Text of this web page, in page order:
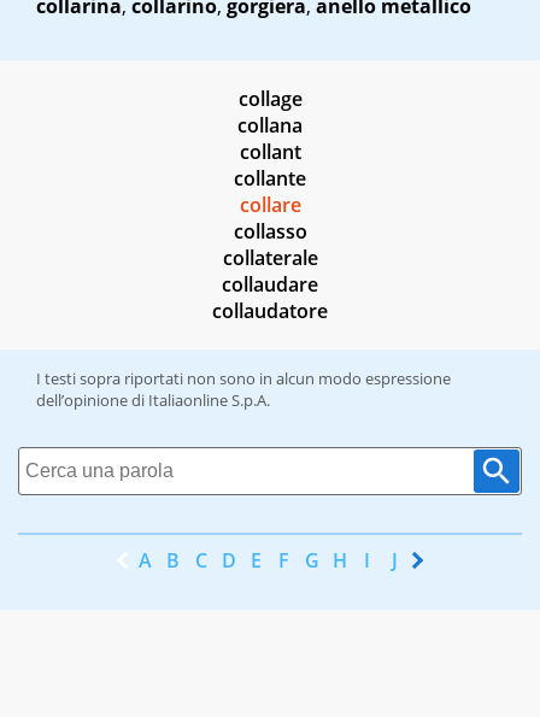
collarina, collarino, gorgiera, anello metallico
collage
collana
collant
collante
collare
collasso
collaterale
collaudare
collaudatore
I testi sopra riportati non sono in alcun modo espressione
dell’opinione di Italiaonline S.p.A.
A B C D E F G H I J K